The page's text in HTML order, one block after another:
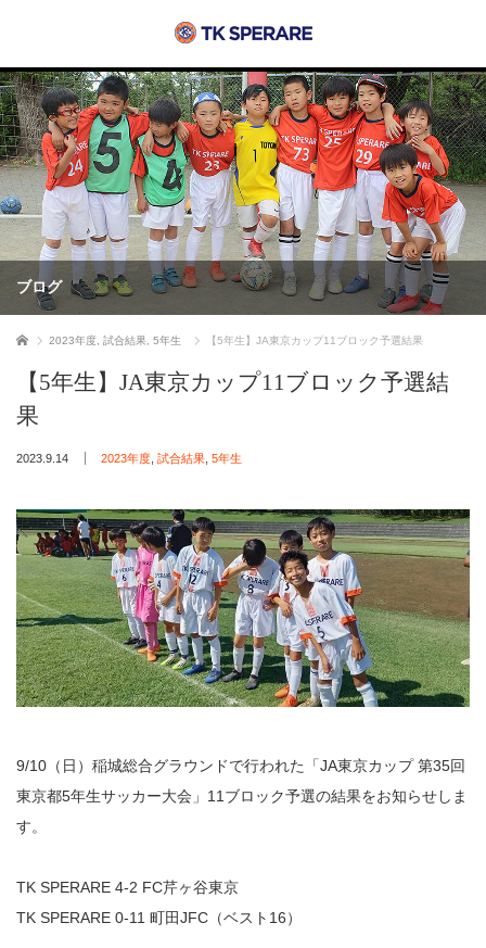
ブログ
ホーム 2023年度 試合結果 5年生 【5年生】JA東京カップ11ブロック予選結果
【5年生】JA東京カップ11ブロック予選結
果
2023.9.14 2023年度 試合結果 5年生
9/10（日）稲城総合グラウンドで行われた「JA東京カップ 第35回
東京都5年生サッカー大会」11ブロック予選の結果をお知らせしま
す。
TK SPERARE 4-2 FC芹ヶ谷東京
TK SPERARE 0-11 町田JFC（ベスト16）